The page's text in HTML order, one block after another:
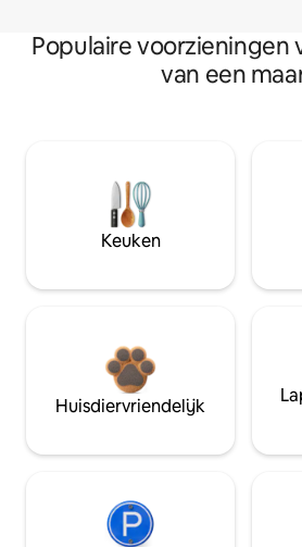
Populaire voorzieningen
van een
Keuken
Huisdiervriendelijk